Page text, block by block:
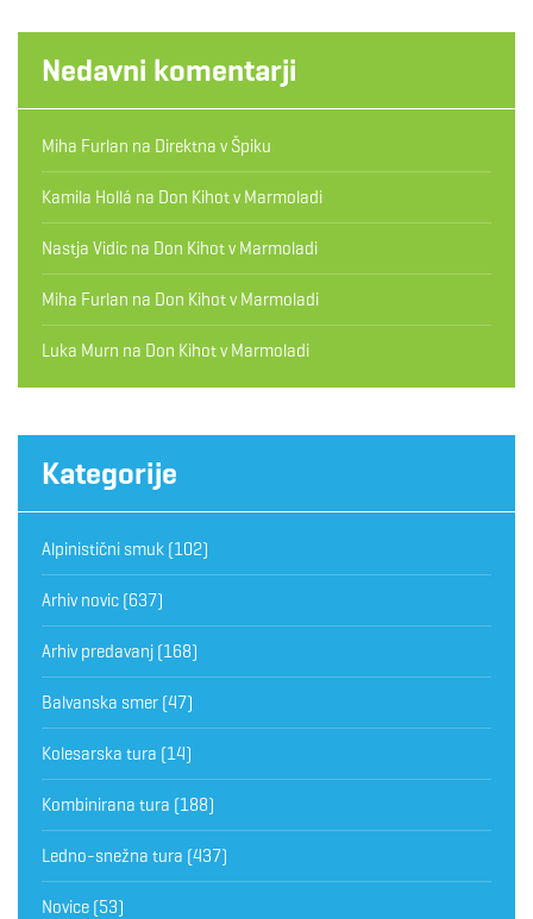
Nedavni komentarji
Miha Furlan na Direktna v Špiku
Kamila Hollá na Don Kihot v Marmoladi
Nastja Vidic na Don Kihot v Marmoladi
Miha Furlan na Don Kihot v Marmoladi
Luka Murn na Don Kihot v Marmoladi
Kategorije
Alpinistični smuk (102)
Arhiv novic (637)
Arhiv predavanj (168)
Balvanska smer (47)
Kolesarska tura (14)
Kombinirana tura (188)
Ledno-snežna tura (437)
Novice (53)